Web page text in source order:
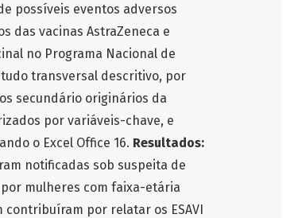
possíveis eventos adversos
das vacinas AstraZeneca e
no Programa Nacional de
transversal descritivo, por
secundário originários da
por variáveis-chave, e
o Excel Office 16. Resultados:
notificadas sob suspeita de
por mulheres com faixa-etária
contribuíram por relatar os ESAVI